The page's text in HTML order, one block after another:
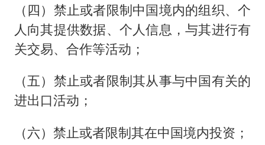
（四）禁止或者限制中国境内的组织、个
人向其提供数据、个人信息，与其进行有
关交易、合作等活动；
（五）禁止或者限制其从事与中国有关的
进出口活动；
（六）禁止或者限制其在中国境内投资；